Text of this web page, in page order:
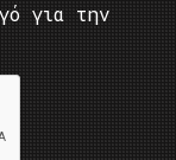
για την